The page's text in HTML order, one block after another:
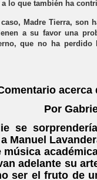
a lo que también ha
Madre Tierra, son
a su favor una
que no ha
acerca
Por
sorprendería
Manuel
música
adelante su
ser el fruto de